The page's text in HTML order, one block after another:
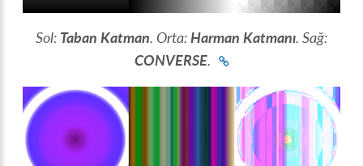
Sol: Taban Katman. Orta:Harman Katmanı. Sağ:
CONVERSE.